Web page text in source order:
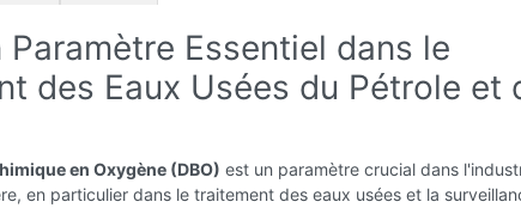
Paramètre Essentiel dans le
des Eaux Usées du Pétrole et
en Oxygène (DBO) est un paramètre crucial dans
en particulier dans le traitement des eaux usées et la